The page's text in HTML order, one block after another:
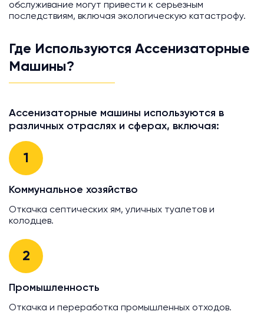
обслуживание могут привести к серьезным
последствиям, включая экологическую катастрофу.
Где Используются Ассенизаторные
Машины?
Ассенизаторные машины используются в
различных отраслях и сферах, включая:
1
Коммунальное хозяйство
Откачка септических ям, уличных туалетов и
колодцев.
2
Промышленность
Откачка и переработка промышленных отходов.